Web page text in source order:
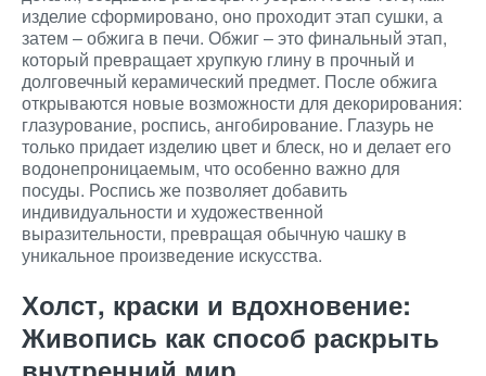
изделие сформировано, оно проходит этап сушки, а
затем – обжига в печи. Обжиг – это финальный этап,
который превращает хрупкую глину в прочный и
долговечный керамический предмет. После обжига
открываются новые возможности для декорирования:
глазурование, роспись, ангобирование. Глазурь не
только придает изделию цвет и блеск, но и делает его
водонепроницаемым, что особенно важно для
посуды. Роспись же позволяет добавить
индивидуальности и художественной
выразительности, превращая обычную чашку в
уникальное произведение искусства.
Холст, краски и вдохновение:
Живопись как способ раскрыть